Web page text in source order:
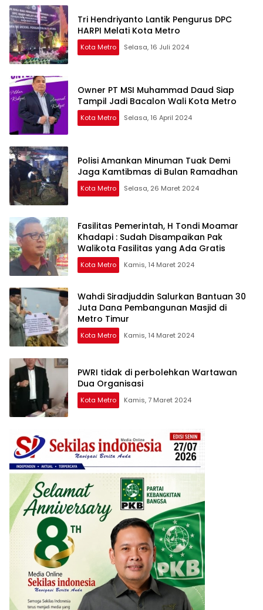
Tri Hendriyanto Lantik Pengurus DPC
HARPI Melati Kota Metro
Kota Metro Selasa, 16 Juli 2024
Owner PT MSI Muhammad Daud Siap
Tampil Jadi Bacalon Wali Kota Metro
Kota Metro Selasa, 16 April 2024
Polisi Amankan Minuman Tuak Demi
Jaga Kamtibmas di Bulan Ramadhan
Kota Metro Selasa, 26 Maret 2024
Fasilitas Pemerintah, H Tondi Moamar
Khadapi : Sudah Disampaikan Pak
Walikota Fasilitas yang Ada Gratis
Kota Metro Kamis, 14 Maret 2024
Wahdi Siradjuddin Salurkan Bantuan 30
Juta Dana Pembangunan Masjid di
Metro Timur
Kota Metro Kamis, 14 Maret 2024
PWRI tidak di perbolehkan Wartawan
Dua Organisasi
Kota Metro Kamis, 7 Maret 2024